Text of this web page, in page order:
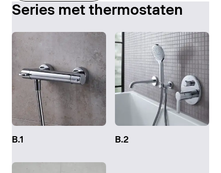
Series met thermostaten
B.1 B.2